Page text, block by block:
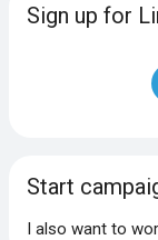
Sign up for
Start
I also want to